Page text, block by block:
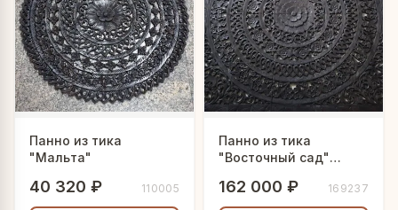
Панно из тика
"Мальта"
40 320 ₽ 110005
Панно из тика
"Восточный сад"
162 000 ₽ 169237